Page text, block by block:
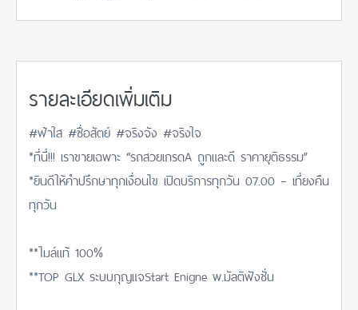
รายละเอียดเพิ่มเติม
#ฟ้าใส #ซื่อสัตย์ #จริงจัง #จริงใจ
*ที่นี่!!! เราขายเฉพาะ “รถสวยเกรดA ถูกและดี ราคายุติธรรม”
*ยินดีให้คำปรึกษาทุกเงื่อนไข เปิดบริการทุกวัน 07.00 – เที่ยงคืน
ทุกวัน
**ไมล์แท้ 100%
**TOP GLX ระบบกุญแจStart Enigne พ.มัลติฟังชั่น